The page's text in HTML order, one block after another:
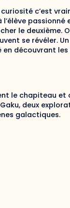
c’est
l’élève
le deuxième.
se révéler.
en découvrant
le chapiteau et
deux
galactiques.